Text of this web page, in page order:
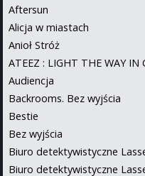
Aftersun
Alicja w miastach
Anioł Stróż
ATEEZ : LIGHT THE WAY IN
Audiencja
Backrooms. Bez wyjścia
Bestie
Bez wyjścia
Biuro detektywistyczne
Biuro detektywistyczne